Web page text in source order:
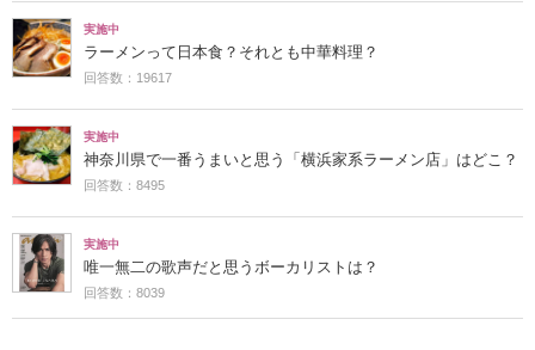
実施中
ラーメンって日本食？それとも中華料理？
回答数：19617
実施中
神奈川県で一番うまいと思う「横浜家系ラーメン店」はどこ？
回答数：8495
実施中
唯一無二の歌声だと思うボーカリストは？
回答数：8039